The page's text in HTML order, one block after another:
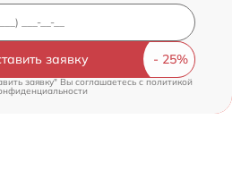
заявку
заявку" Вы соглашаетесь cполитикой